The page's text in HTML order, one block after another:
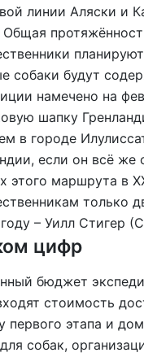
линии Аляски и
собаки будут
намечено на
шапку
в городе
если он всё
этого маршрута в
только
– Уилл Стигер
цифр
бюджет
стоимость
первого этапа и
собак,